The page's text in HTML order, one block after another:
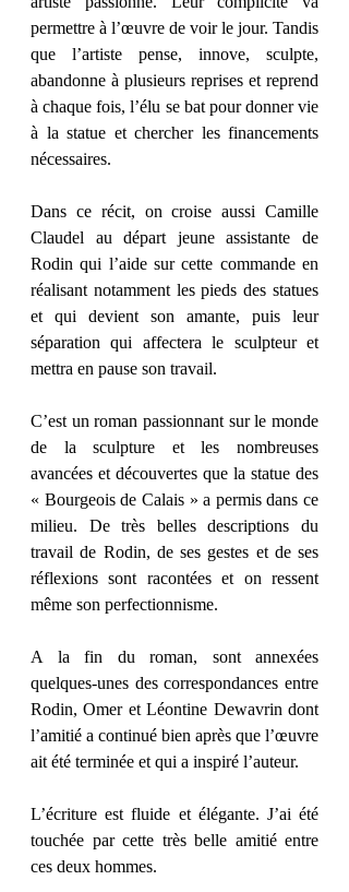
permettre à l’œuvre de voir le jour. Tandis
que l’artiste pense, innove, sculpte,
abandonne à plusieurs reprises et reprend
à chaque fois, l’élu se bat pour donner vie
à la statue et chercher les financements
nécessaires.
Dans ce récit, on croise aussi Camille
Claudel au départ jeune assistante de
Rodin qui l’aide sur cette commande en
réalisant notamment les pieds des statues
et qui devient son amante, puis leur
séparation qui affectera le sculpteur et
mettra en pause son travail.
C’est un roman passionnant sur le monde
de la sculpture et les nombreuses
avancées et découvertes que la statue des
« Bourgeois de Calais » a permis dans ce
milieu. De très belles descriptions du
travail de Rodin, de ses gestes et de ses
réflexions sont racontées et on ressent
même son perfectionnisme.
A la fin du roman, sont annexées
quelques-unes des correspondances entre
Rodin, Omer et Léontine Dewavrin dont
l’amitié a continué bien après que l’œuvre
ait été terminée et qui a inspiré l’auteur.
L’écriture est fluide et élégante. J’ai été
touchée par cette très belle amitié entre
ces deux hommes.